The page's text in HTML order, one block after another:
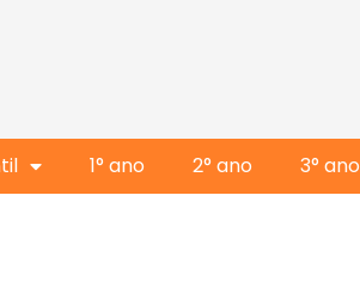
1° ano 2° ano 3° ano